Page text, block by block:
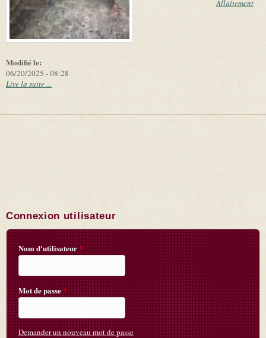
Modifié le:
06/20/2025 - 08:28
Allaitement
Lire la suite ...
Connexion utilisateur
Nom d'utilisateur*
Mot de passe*
Demander un nouveau mot de passe